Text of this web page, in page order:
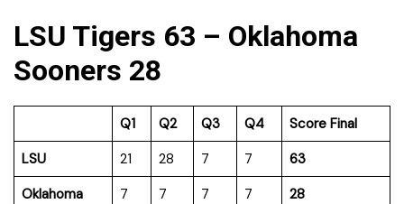
LSU Tigers 63 – Oklahoma
Sooners 28
Q1 Q2 Q3 Q4
Score Final
LSU
21 28 7 7
63
Oklahoma
7 7 7 7 28